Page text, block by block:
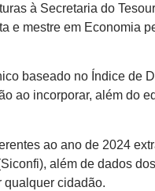
à Secretaria do
e mestre em
baseado no Índice
ao incorporar, além do
ao ano de 2024
além de dados
qualquer cidadão.